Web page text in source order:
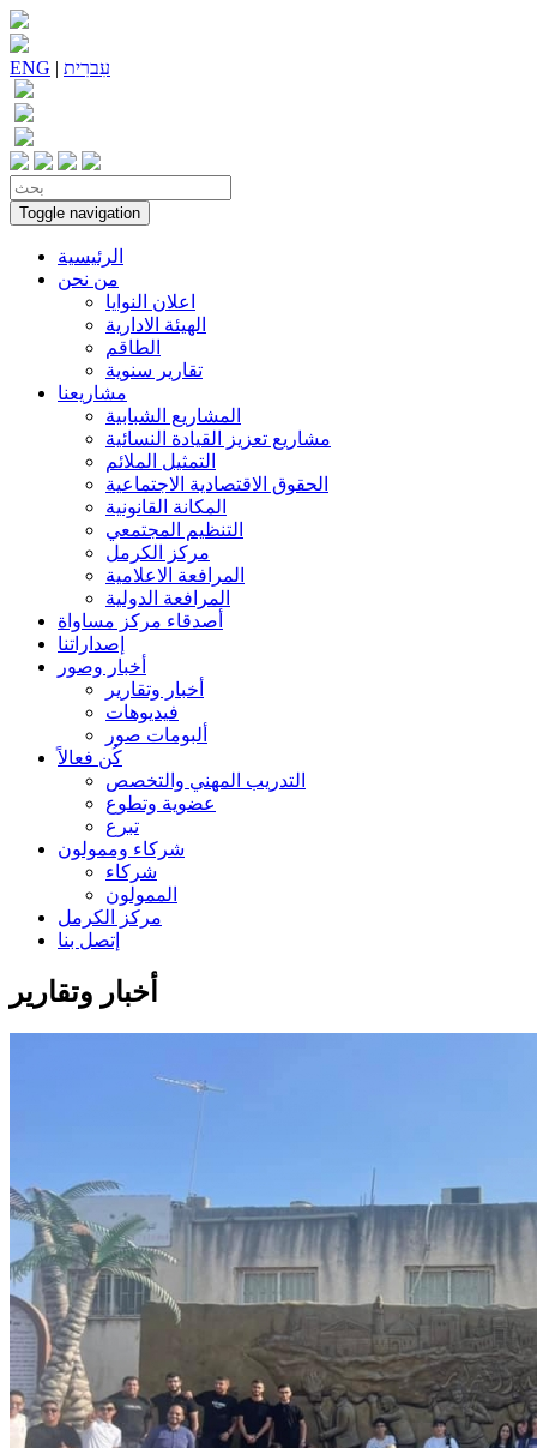
ENG | עִברִית
Toggle navigation
الرئيسية
من نحن
اعلان النوايا
الهيئة الادارية
الطاقم
تقارير سنوية
مشاريعنا
المشاريع الشبابية
مشاريع تعزيز القيادة النسائية
التمثيل الملائم
الحقوق الاقتصادية الاجتماعية
المكانة القانونية
التنظيم المجتمعي
مركز الكرمل
المرافعة الاعلامية
المرافعة الدولية
أصدقاء مركز مساواة
إصداراتنا
أخبار وصور
أخبار وتقارير
فيديوهات
ألبومات صور
كُن فعالاً
التدريب المهني والتخصص
عضوية وتطوع
تبرع
شركاء وممولون
شركاء
الممولون
مركز الكرمل
إتصل بنا
أخبار وتقارير